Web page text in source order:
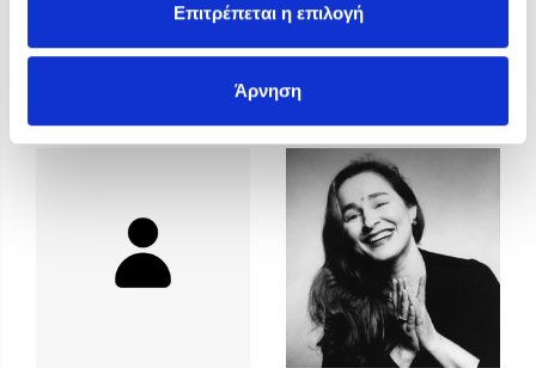
Επιτρέπεται η επιλογή
Άρνηση
Βιβλίου στο Πεδίον του Άρεως